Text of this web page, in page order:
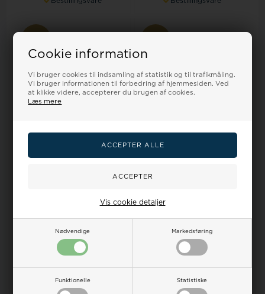
Cookie information
Vi bruger cookies til indsamling af statistik og til trafikmåling.
Vi bruger informationen til forbedring af hjemmesiden. Ved
at klikke videre, accepterer du brugen af cookies.
Læs mere
Nødvendige Markedsføring
Funktionelle Statistiske
Vis cookie detaljer
Romenta glat taupe grå
LÆG I KURV
På lager
Silikone rem grå føres i 18-
VÆLG VARIANT
Bestillingsvare